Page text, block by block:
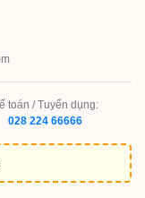
toán / Tuyển dụng:
028 224 66666